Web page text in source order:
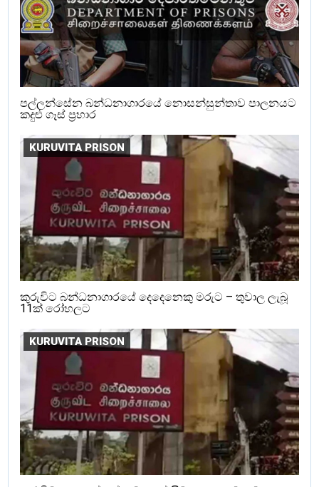
පල්ලන්සේන බන්ධනාගාරයේ නොසන්සුන්තාව පාලනයට
කදුළු ගෑස් ප්‍රහාර
KURUVITA PRISON
කුරුවිට බන්ධනාගාරයේ දෙදෙනෙකු මරුට – තුවාල ලැබූ
11ක් රෝහලට
KURUVITA PRISON